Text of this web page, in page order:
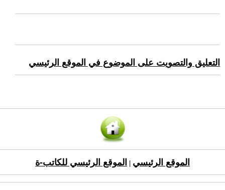
التعليق والتصويت على الموضوع في الموقع الرئيسي
الموقع الرئيسي الموقع الرئيسي للكاتب-ة